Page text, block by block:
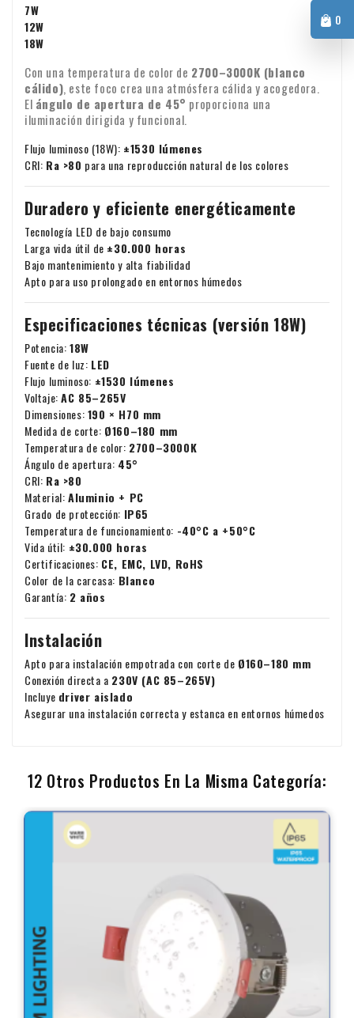
0
7W
12W
18W
Con una temperatura de color de 2700–3000K (blanco
cálido), este foco crea una atmósfera cálida y acogedora.
El ángulo de apertura de 45° proporciona una
iluminación dirigida y funcional.
Flujo luminoso (18W): ±1530 lúmenes
CRI: Ra >80 para una reproducción natural de los colores
Duradero y eficiente energéticamente
Tecnología LED de bajo consumo
Larga vida útil de ±30.000 horas
Bajo mantenimiento y alta fiabilidad
Apto para uso prolongado en entornos húmedos
Especificaciones técnicas (versión 18W)
Potencia:18W
Fuente de luz: LED
Flujo luminoso: ±1530 lúmenes
Voltaje:AC 85–265V
Dimensiones:190 × H70 mm
Medida de corte: Ø160–180 mm
Temperatura de color: 2700–3000K
Ángulo de apertura: 45°
CRI: Ra >80
Material:Aluminio + PC
Grado de protección: IP65
Temperatura de funcionamiento: -40°C a +50°C
Vida útil: ±30.000 horas
Certificaciones: CE, EMC, LVD, RoHS
Color de la carcasa: Blanco
Garantía: 2 años
Instalación
Apto para instalación empotrada con corte de Ø160–180 mm
Conexión directa a 230V (AC 85–265V)
Incluye driver aislado
Asegurar una instalación correcta y estanca en entornos húmedos
12 Otros Productos En La Misma Categoría: